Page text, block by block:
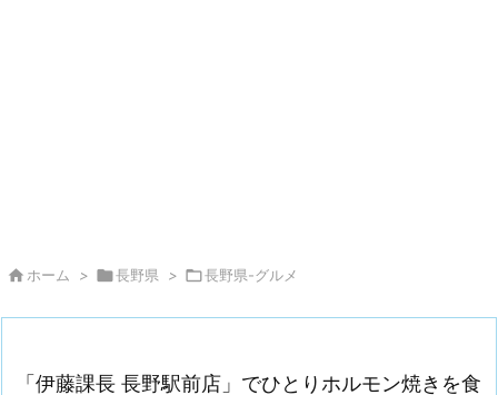
 ホーム > 長野県 > 長野県-グルメ
「伊藤課長 長野駅前店」でひとりホルモン焼きを食